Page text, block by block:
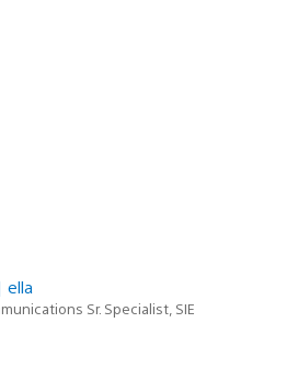
ella
Sr. Specialist, SIE